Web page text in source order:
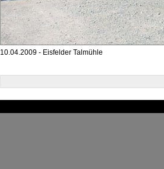
10.04.2009 - Eisfelder Talmühle